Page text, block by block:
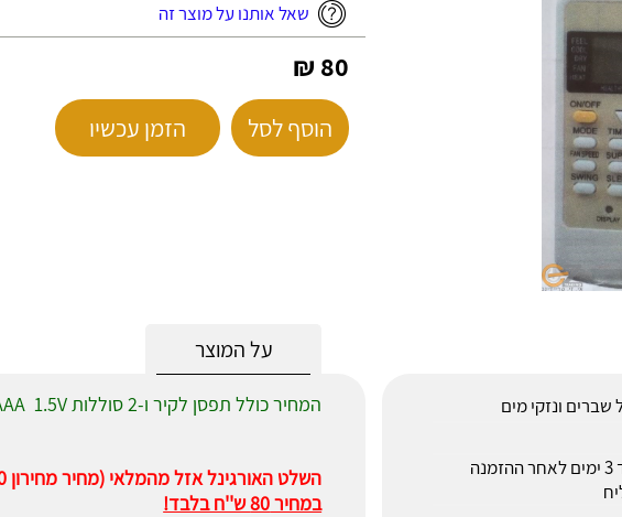
שאל אותנו על מוצר זה
80 ₪
הוסף לסל הזמן עכשיו
על המוצר
המחיר כולל תפסן לקיר ו-2 סוללות AAA 1.5V
השלט האורגינל אזל מהמלאי (מחיר מחירון 120 ש''ח),
במחיר 80 ש''ח בלבד!
שברים ונזקי מים
המשלוח יוצא עד 3 ימים לאחר ההזמנה